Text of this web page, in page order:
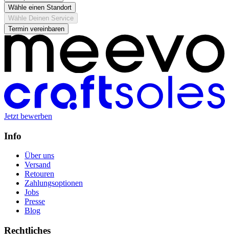
Wähle einen Standort
Wähle Deinen Service
Termin vereinbaren
Jetzt bewerben
Info
Über uns
Versand
Retouren
Zahlungsoptionen
Jobs
Presse
Blog
Rechtliches